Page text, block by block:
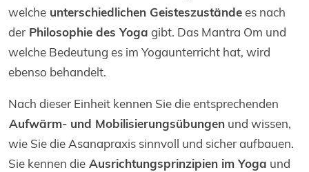
welche unterschiedlichen Geisteszustände es nach
der Philosophie des Yoga gibt. Das Mantra Om und
welche Bedeutung es im Yogaunterricht hat, wird
ebenso behandelt.
Nach dieser Einheit kennen Sie die entsprechenden
Aufwärm- und Mobilisierungsübungen und wissen,
wie Sie die Asanapraxis sinnvoll und sicher aufbauen.
Sie kennen die Ausrichtungsprinzipien im Yoga und